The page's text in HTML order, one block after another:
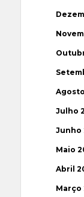
Julho
Junho
Maio
Abril
Março